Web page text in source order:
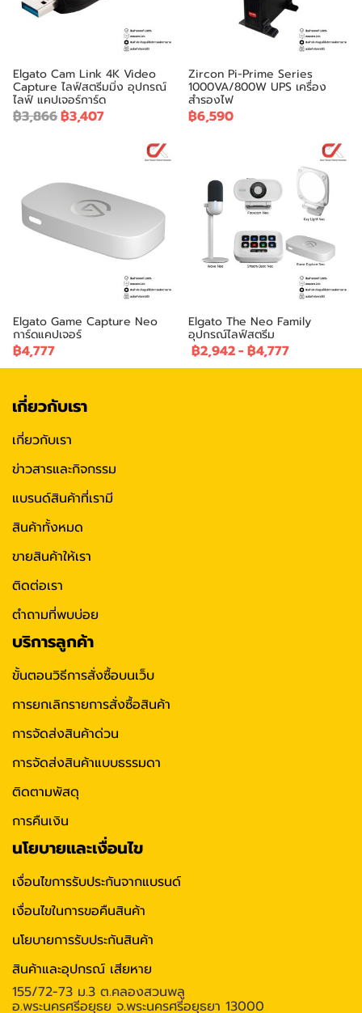
Elgato Cam Link 4K Video
Capture ไลฟ์สตรีมมิ่ง อุปกรณ์
ไลฟ์ แคปเจอร์การ์ด
฿3,866฿3,407
Zircon Pi-Prime Series
1000VA/800W UPS เครื่อง
สำรองไฟ
฿6,590
Elgato Game Capture Neo
การ์ดแคปเจอร์
฿4,777
Elgato The Neo Family
อุปกรณ์ไลฟ์สตรีม
฿2,942- ฿4,777
เกี่ยวกับเรา
เกี่ยวกับเรา
ข่าวสารและกิจกรรม
แบรนด์สินค้าที่เรามี
สินค้าทั้งหมด
ขายสินค้าให้เรา
ติดต่อเรา
ตำถามที่พบบ่อย
บริการลูกค้า
ขั้นตอนวิธีการสั่งซื้อบนเว็บ
การยกเลิกรายการสั่งซื้อสินค้า
การจัดส่งสินค้าด่วน
การจัดส่งสินค้าแบบธรรมดา
ติดตามพัสดุ
การคืนเงิน
นโยบายและเงื่อนไข
เงื่อนไขการรับประกันจากแบรนด์
เงื่อนไขในการขอคืนสินค้า
นโยบายการรับประกันสินค้า
สินค้าและอุปกรณ์ เสียหาย
155/72-73 ม.3 ต.คลองสวนพลู
อ.พระนครศรีอยุธย จ.พระนครศรีอยุธยา 13000